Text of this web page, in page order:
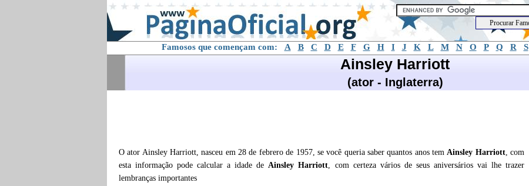
Famosos que començam com: A B C D E F G H I J K L M N O P Q R S
Ainsley Harriott
(ator - Inglaterra)
O ator Ainsley Harriott, nasceu em 28 de febrero de 1957, se você queria saber quantos anos temAinsley Harriott, com
esta informação pode calcular a idade deAinsley Harriott, com certeza vários de seus aniversários vai lhe trazer
lembranças importantes